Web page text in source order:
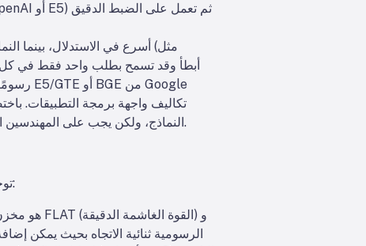
النماذج، ولكن يجب على المهندسين المعماريين مراعاة أبعاد التضمين والتكلفة ودعم تعدد اللغات وملاءمة النطاق عند اختيار نماذج بيانات الطيران.
توجد مجموعة واسعة من أنظمة قواعد البيانات المتجهة، بدءًا من المكتبات خفيفة الوزن وحتى المنصات الكاملة: